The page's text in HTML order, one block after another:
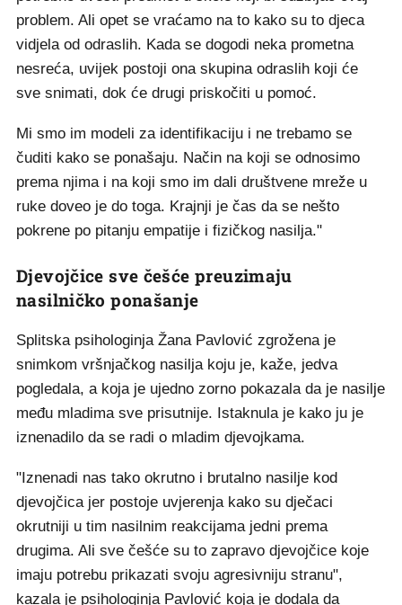
problem. Ali opet se vraćamo na to kako su to djeca
vidjela od odraslih. Kada se dogodi neka prometna
nesreća, uvijek postoji ona skupina odraslih koji će
sve snimati, dok će drugi priskočiti u pomoć.
Mi smo im modeli za identifikaciju i ne trebamo se
čuditi kako se ponašaju. Način na koji se odnosimo
prema njima i na koji smo im dali društvene mreže u
ruke doveo je do toga. Krajnji je čas da se nešto
pokrene po pitanju empatije i fizičkog nasilja."
Djevojčice sve češće preuzimaju
nasilničko ponašanje
Splitska psihologinja Žana Pavlović zgrožena je
snimkom vršnjačkog nasilja koju je, kaže, jedva
pogledala, a koja je ujedno zorno pokazala da je nasilje
među mladima sve prisutnije. Istaknula je kako ju je
iznenadilo da se radi o mladim djevojkama.
"Iznenadi nas tako okrutno i brutalno nasilje kod
djevojčica jer postoje uvjerenja kako su dječaci
okrutniji u tim nasilnim reakcijama jedni prema
drugima. Ali sve češće su to zapravo djevojčice koje
imaju potrebu prikazati svoju agresivniju stranu",
kazala je psihologinja Pavlović koja je dodala da